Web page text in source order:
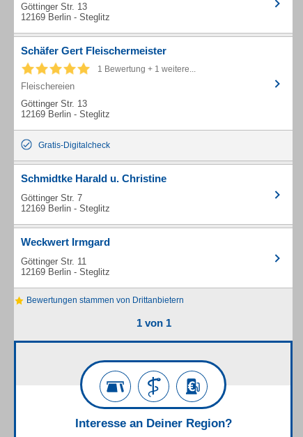
Göttinger Str. 13
12169 Berlin - Steglitz
Schäfer Gert Fleischermeister
1 Bewertung + 1 weitere...
Fleischereien
Göttinger Str. 13
12169 Berlin - Steglitz
Gratis-Digitalcheck
Schmidtke Harald u. Christine
Göttinger Str. 7
12169 Berlin - Steglitz
Weckwert Irmgard
Göttinger Str. 11
12169 Berlin - Steglitz
Bewertungen stammen von Drittanbietern
1 von 1
Interesse an Deiner Region?